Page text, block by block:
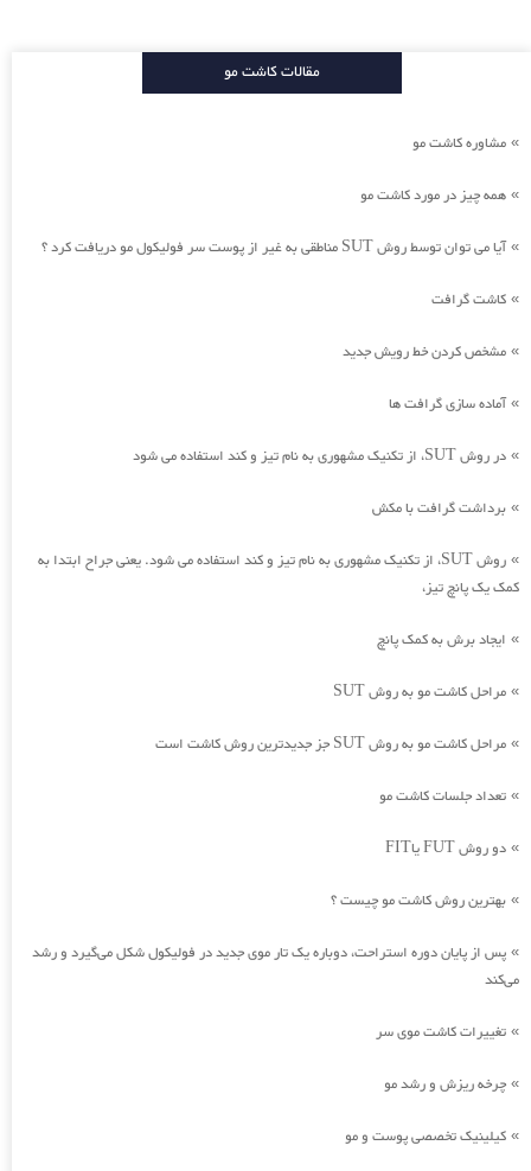
مقالات کاشت مو
» مشاوره کاشت مو
» همه چیز در مورد کاشت مو
»آیا می توان توسط روش SUT مناطقی به غیر از پوست سر فولیکول مو دریافت کرد ؟
» کاشت گرافت
» مشخص کردن خط رویش جدید
»آماده سازی گرافت ها
» در روش SUT، از تکنیک مشهوری به نام تیز و کند استفاده می شود
» برداشت گرافت با مکش
»
روش SUT، از تکنیک مشهوری به نام تیز و کند استفاده می شود. یعنی جراح ابتدا به
کمک یک پانچ تیز،
» ایجاد برش به کمک پانچ
» مراحل کاشت مو به روش SUT
» مراحل کاشت مو به روش SUT جز جدیدترین روش کاشت است
» تعداد جلسات کاشت مو
» دو روش FUT یاFIT
» بهترین روش کاشت مو چیست ؟
» پس از پایان دوره استراحت، دوباره یک تار موی جدید در فولیکول شکل می‌گیرد و رشد
می‌کند
» تغییرات کاشت موی سر
» چرخه ریزش و رشد مو
» کیلینیک تخصصی پوست و مو